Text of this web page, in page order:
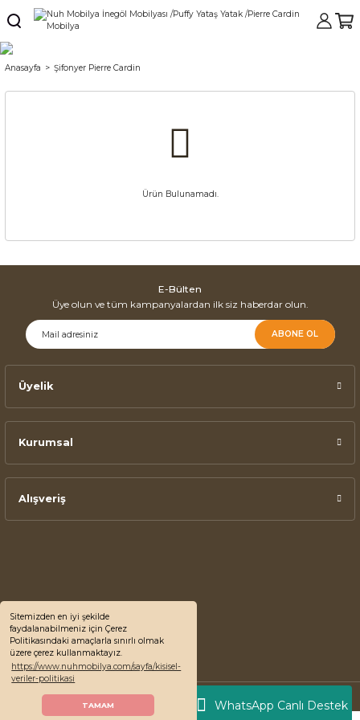
Sitemizden en iyi şekilde
faydalanabilmeniz için Çerez
Politikasındaki amaçlarla sınırlı olmak
üzere çerez kullanmaktayız.
https://www.nuhmobilya.com/sayfa/kisisel-
veriler-politikasi
TAMAM WhatsApp Canlı Destek
Anasayfa Şifonyer Pierre Cardin
Ürün Bulunamadı.
E-Bülten
Üye olun ve tüm kampanyalardan ilk siz haberdar olun.
ABONE OL
Üyelik
Kurumsal
Alışveriş
© 2022 Nuh Mobilya, Tüm Hakları Saklıdır.